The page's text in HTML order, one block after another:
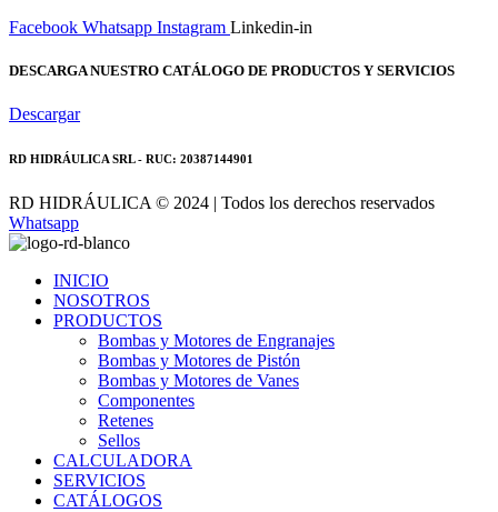
Facebook Whatsapp Instagram Linkedin-in
DESCARGA NUESTRO CATÁLOGO DE PRODUCTOS Y SERVICIOS
Descargar
RD HIDRÁULICA SRL - RUC: 20387144901
RD HIDRÁULICA © 2024 | Todos los derechos reservados
Whatsapp
INICIO
NOSOTROS
PRODUCTOS
Bombas y Motores de Engranajes
Bombas y Motores de Pistón
Bombas y Motores de Vanes
Componentes
Retenes
Sellos
CALCULADORA
SERVICIOS
CATÁLOGOS